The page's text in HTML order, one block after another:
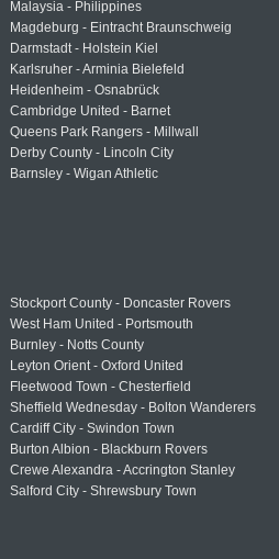
Malaysia - Philippines
Magdeburg - Eintracht Braunschweig
Darmstadt - Holstein Kiel
Karlsruher - Arminia Bielefeld
Heidenheim - Osnabrück
Cambridge United - Barnet
Queens Park Rangers - Millwall
Derby County - Lincoln City
Barnsley - Wigan Athletic
Stockport County - Doncaster Rovers
West Ham United - Portsmouth
Burnley - Notts County
Leyton Orient - Oxford United
Fleetwood Town - Chesterfield
Sheffield Wednesday - Bolton Wanderers
Cardiff City - Swindon Town
Burton Albion - Blackburn Rovers
Crewe Alexandra - Accrington Stanley
Salford City - Shrewsbury Town